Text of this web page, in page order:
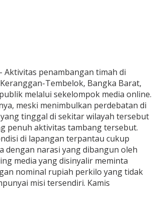
Aktivitas penambangan timah di
Tembelok, Bangka Barat,
melalui sekelompok media online.
meski menimbulkan perdebatan di
tinggal di sekitar wilayah tersebut
penuh aktivitas tambang tersebut.
di lapangan terpantau cukup
dengan narasi yang dibangun oleh
media yang disinyalir meminta
nominal rupiah perkilo yang tidak
misi tersendiri. Kamis